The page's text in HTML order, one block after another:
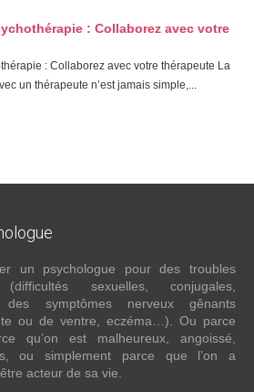
: Collaborez avec votre
: Collaborez avec votre thérapeute La
un thérapeute n’est jamais simple,...
un psychologue pour des troubles
sexuelles, conjugales,
des symptômes nerveux gênants
ou de ventre, eczéma…). Ou parce
qu’on est malheureux, angoissé,
ou simplement parce que l’on a
acteur de sa vie.